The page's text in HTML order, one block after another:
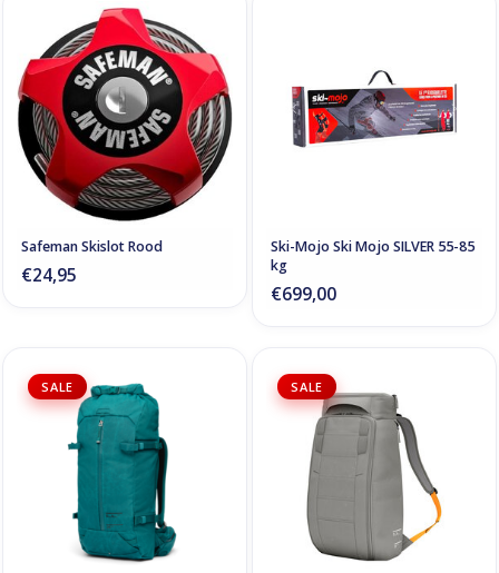
Safeman Skislot Rood
€24,95
Ski-Mojo Ski Mojo SILVER 55-85
kg
€699,00
SALE SALE